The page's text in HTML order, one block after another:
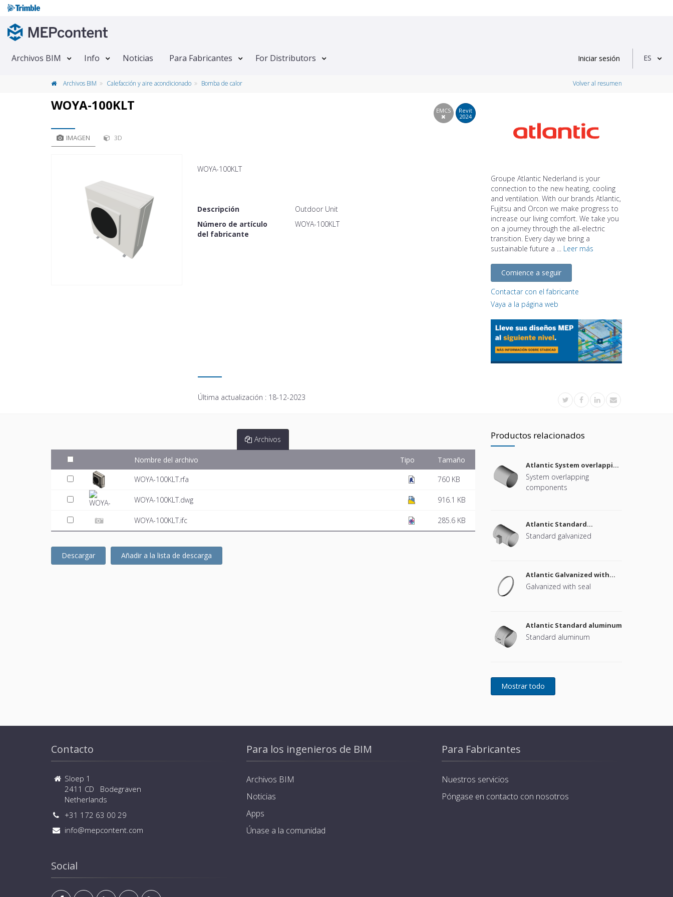
Archivos BIM Info Noticias Para Fabricantes For Distributors Iniciar sesión ES
Archivos BIM Calefacción y aire acondicionado Bomba de calor Volver al resumen
WOYA-100KLT EMCS
Revit
2024
IMAGEN 3D
WOYA-100KLT
Descripción
Outdoor Unit
Número de artículo
del fabricante
WOYA-100KLT
Groupe Atlantic Nederland is your
connection to the new heating, cooling
and ventilation. With our brands Atlantic,
Fujitsu and Orcon we make progress to
increase our living comfort. We take you
on a journey through the all-electric
transition. Every day we bring a
sustainable future a ... Leer más
Comience a seguir
Contactar con el fabricante
Vaya a la página web
Última actualización : 18-12-2023
Archivos
Nombre del archivo Tipo Tamaño
WOYA-100KLT.rfa 760 KB
WOYA-100KLT.dwg 916.1 KB
WOYA-100KLT.ifc 285.6 KB
Descargar Añadir a la lista de descarga
Productos relacionados
Atlantic System overlapping
components
System overlapping
components
Atlantic Standard
galvanized
Standard galvanized
Atlantic Galvanized with
seal
Galvanized with seal
Atlantic Standard aluminum
Standard aluminum
Contacto
Sloep 1
2411 CD Bodegraven
Netherlands
+31 172 63 00 29
info@mepcontent.com
Social
Para los ingenieros de BIM
Archivos BIM
Noticias
Apps
Únase a la comunidad
Para Fabricantes
Nuestros servicios
Póngase en contacto con nosotros